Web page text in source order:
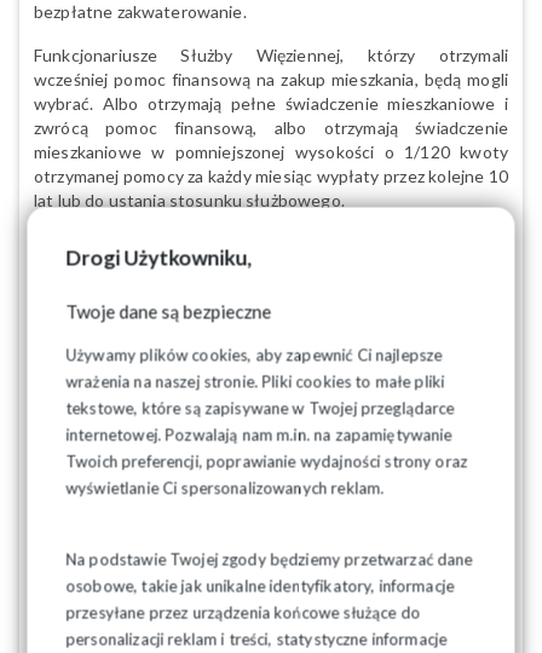
Drogi Użytkowniku,
Twoje dane są bezpieczne
Używamy plików cookies, aby zapewnić Ci najlepsze
wrażenia na naszej stronie. Pliki cookies to małe pliki
tekstowe, które są zapisywane w Twojej przeglądarce
internetowej. Pozwalają nam m.in. na zapamiętywanie
Twoich preferencji, poprawianie wydajności strony oraz
wyświetlanie Ci spersonalizowanych reklam.
Na podstawie Twojej zgody będziemy przetwarzać dane
osobowe, takie jak unikalne identyfikatory, informacje
przesyłane przez urządzenia końcowe służące do
personalizacji reklam i treści, statystyczne informacje
bezpłatne zakwaterowanie.
Funkcjonariusze Służby Więziennej, którzy otrzymali
wcześniej pomoc finansową na zakup mieszkania, będą mogli
wybrać. Albo otrzymają pełne świadczenie mieszkaniowe i
zwrócą pomoc finansową, albo otrzymają świadczenie
mieszkaniowe w pomniejszonej wysokości o 1/120 kwoty
otrzymanej pomocy za każdy miesiąc wypłaty przez kolejne 10
lat lub do ustania stosunku służbowego.
zatem osoby służące w Służbie Więziennej mogą liczyć na
mieszkaniowego było postulatem Solidarności.
W marcu 2025 roku minister sprawiedliwości i dyrektor
generalny Centralnego Zarządu SW podpisali ze stroną
społeczną, w tym NSZZ "Solidarność", porozumienie ws.
dodatku mieszkaniowego dla funkcjonariuszy Służby
Więziennej. Związkowcy odwołali wówczas zaplanowany
Gdy sprawa dodatku mieszkaniowego nie posuwała się do
przodu, więziennicy zorganizowali 9 września manifestację w
stolicy. W Ogólnopolskiej Manifestacji Więzienników wziął
udział również przewodniczący Piotr Duda.